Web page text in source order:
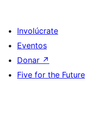
Involúcrate
Eventos
Donar ↗
Five for the Future